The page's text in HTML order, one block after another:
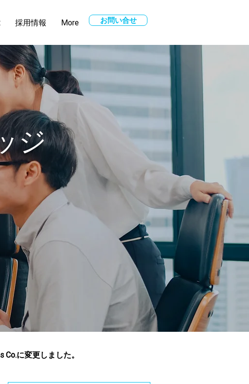
採用情報 More お問い合せ
ジ
に変更しました。